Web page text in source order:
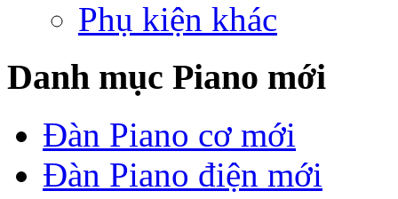
Phụ kiện khác
Danh mục Piano mới
Đàn Piano cơ mới
Đàn Piano điện mới